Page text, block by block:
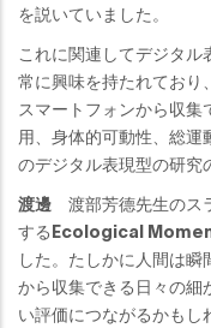
を説いていました。
これに関連してデジタ
常に興味を持たれており
スマートフォンから収
用、身体的可動性、総
のデジタル表現型の研究
渡邊 渡部芳德先生のス
するEcological
した。たしかに人間は
から収集できる日々の細
い評価につながるかもし